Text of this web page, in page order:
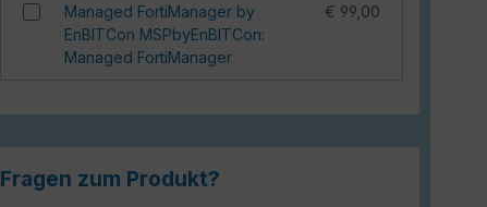
Managed FortiManager by
EnBITCon MSPbyEnBITCon:
Managed FortiManager
€ 99,00
Fragen zum Produkt?